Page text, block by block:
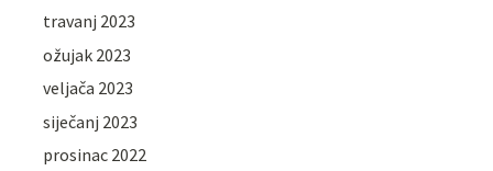
travanj 2023
ožujak 2023
veljača 2023
siječanj 2023
prosinac 2022